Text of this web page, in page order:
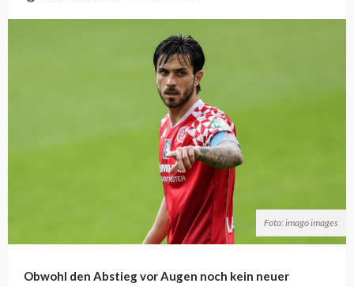
Foto: imago images
Obwohl den Abstieg vor Augen noch kein neuer